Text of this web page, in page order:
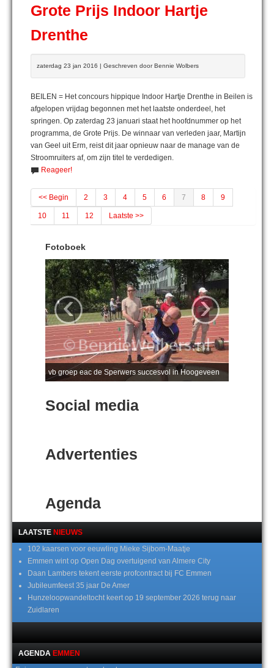
Grote Prijs Indoor Hartje
Drenthe
zaterdag 23 jan 2016 | Geschreven door Bennie Wolbers
BEILEN = Het concours hippique Indoor Hartje Drenthe in Beilen is
afgelopen vrijdag begonnen met het laatste onderdeel, het
springen. Op zaterdag 23 januari staat het hoofdnummer op het
programma, de Grote Prijs. De winnaar van verleden jaar, Martijn
van Geel uit Erm, reist dit jaar opnieuw naar de manage van de
Stroomruiters af, om zijn titel te verdedigen.
Reageer!
<< Begin 2 3 4 5 6 7 8 9
10 11 12 Laatste >>
Fotoboek
vb groep eac de Sperwers succesvol in Hoogeveen
‹ ›
Social media
Advertenties
Agenda
LAATSTE NIEUWS
102 kaarsen voor eeuwling Mieke Sijbom-Maatje
Emmen wint op Open Dag overtuigend van Almere City
Daan Lambers tekent eerste profcontract bij FC Emmen
Jubileumfeest 35 jaar De Amer
Hunzeloopwandeltocht keert op 19 september 2026 terug naar
Zuidlaren
AGENDA EMMEN